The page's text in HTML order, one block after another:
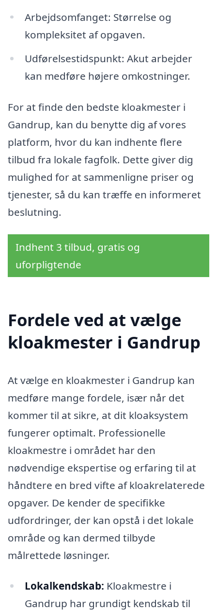
Arbejdsomfanget: Størrelse og
kompleksitet af opgaven.
Udførelsestidspunkt: Akut arbejder
kan medføre højere omkostninger.
For at finde den bedste kloakmester i
Gandrup, kan du benytte dig af vores
platform, hvor du kan indhente flere
tilbud fra lokale fagfolk. Dette giver dig
mulighed for at sammenligne priser og
tjenester, så du kan træffe en informeret
beslutning.
Indhent 3 tilbud, gratis og
uforpligtende
Fordele ved at vælge
kloakmester i Gandrup
At vælge en kloakmester i Gandrup kan
medføre mange fordele, især når det
kommer til at sikre, at dit kloaksystem
fungerer optimalt. Professionelle
kloakmestre i området har den
nødvendige ekspertise og erfaring til at
håndtere en bred vifte af kloakrelaterede
opgaver. De kender de specifikke
udfordringer, der kan opstå i det lokale
område og kan dermed tilbyde
målrettede løsninger.
Lokalkendskab: Kloakmestre i
Gandrup har grundigt kendskab til